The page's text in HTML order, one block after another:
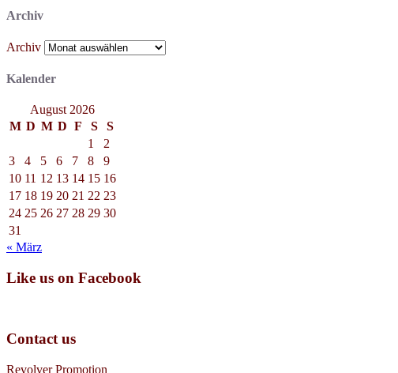
Archiv
Archiv
Kalender
August 2026
M D M D F S
S
1
2
3
4 5 6 7 8
9
10 11 12 13 14 15 16
17 18 19 20 21 22 23
24 25 26 27 28 29 30
31
« März
Like us on Facebook
Contact us
Revolver Promotion